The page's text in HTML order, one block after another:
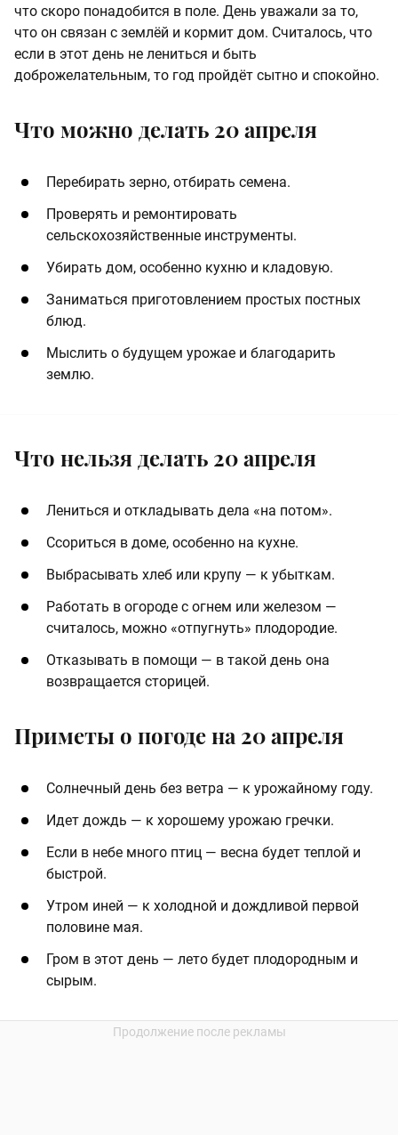
что скоро понадобится в поле. День уважали за то,
что он связан с землёй и кормит дом. Считалось, что
если в этот день не лениться и быть
доброжелательным, то год пройдёт сытно и спокойно.
Что можно делать 20 апреля
Перебирать зерно, отбирать семена.
Проверять и ремонтировать
сельскохозяйственные инструменты.
Убирать дом, особенно кухню и кладовую.
Заниматься приготовлением простых постных
блюд.
Мыслить о будущем урожае и благодарить
землю.
Что нельзя делать 20 апреля
Лениться и откладывать дела «на потом».
Ссориться в доме, особенно на кухне.
Выбрасывать хлеб или крупу — к убыткам.
Работать в огороде с огнем или железом —
считалось, можно «отпугнуть» плодородие.
Отказывать в помощи — в такой день она
возвращается сторицей.
Приметы о погоде на 20 апреля
Солнечный день без ветра — к урожайному году.
Идет дождь — к хорошему урожаю гречки.
Если в небе много птиц — весна будет теплой и
быстрой.
Утром иней — к холодной и дождливой первой
половине мая.
Гром в этот день — лето будет плодородным и
сырым.